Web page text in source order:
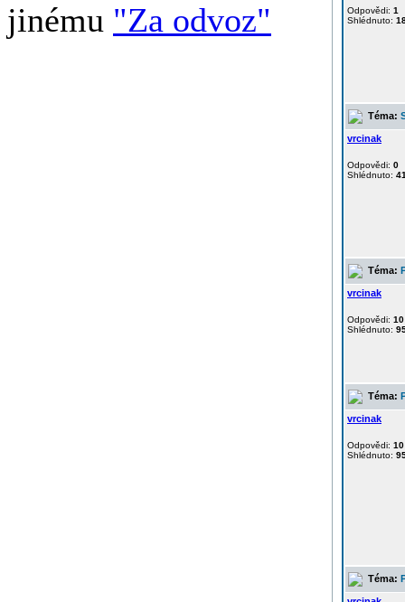
jinému "Za odvoz" Odpovědi: 1
Shlédnuto:
Téma:
vrcinak
Odpovědi: 0
Shlédnuto:
Téma:
vrcinak
Odpovědi: 10
Shlédnuto:
Téma:
vrcinak
Odpovědi: 10
Shlédnuto:
Téma: